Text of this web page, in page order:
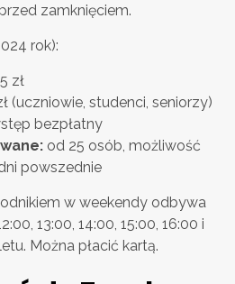
zamknięciem.
rok):
zł
(uczniowie, studenci, seniorzy)
bezpłatny
od 25 osób, możliwość
powszednie
w weekendy odbywa
13:00, 14:00, 15:00, 16:00 i
Można płacić kartą.